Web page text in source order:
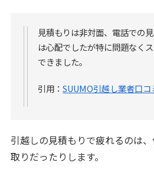
見積もりは非対面、電話での
は心配でしたが特に問題なく
できました。
引用：SUUMO引越し業者口コ
引越しの見積もりで疲れるのは
取りだったりします。